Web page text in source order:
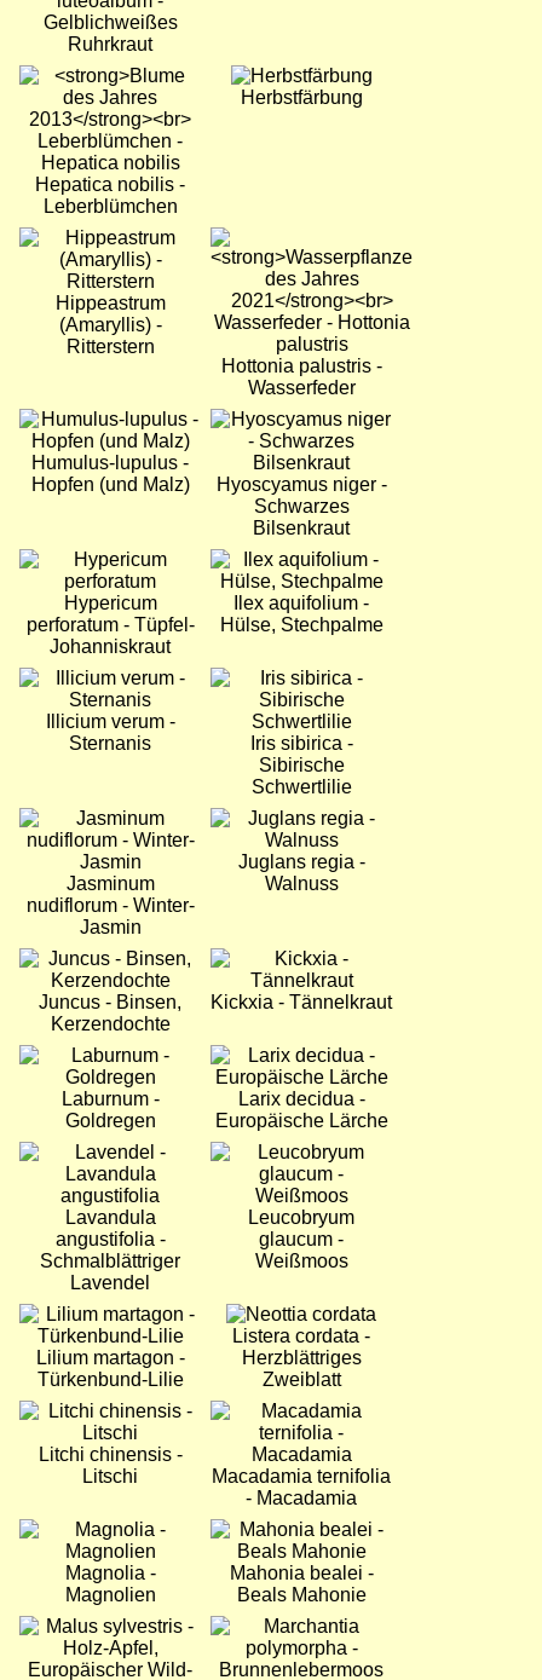
Gelblichweißes
Ruhrkraut
Bild
Hepatica nobilis -
Leberblümchen
Bild
Herbstfärbung
Bild
Hippeastrum
(Amaryllis) -
Ritterstern
Bild
Hottonia palustris -
Wasserfeder
Bild
Humulus-lupulus -
Hopfen (und Malz)
Bild
Hyoscyamus niger -
Schwarzes
Bilsenkraut
Bild
Hypericum
perforatum - Tüpfel-
Johanniskraut
Bild
Ilex aquifolium -
Hülse, Stechpalme
Bild
Illicium verum -
Sternanis
Bild
Iris sibirica -
Sibirische
Schwertlilie
Bild
Jasminum
nudiflorum - Winter-
Jasmin
Bild
Juglans regia -
Walnuss
Bild
Juncus - Binsen,
Kerzendochte
Bild
Kickxia - Tännelkraut
Bild
Laburnum -
Goldregen
Bild
Larix decidua -
Europäische Lärche
Bild
Lavandula
angustifolia -
Schmalblättriger
Lavendel
Bild
Leucobryum
glaucum -
Weißmoos
Bild
Lilium martagon -
Türkenbund-Lilie
Bild
Listera cordata -
Herzblättriges
Zweiblatt
Bild
Litchi chinensis -
Litschi
Bild
Macadamia ternifolia
- Macadamia
Bild
Magnolia -
Magnolien
Bild
Mahonia bealei -
Beals Mahonie
Bild
Bild